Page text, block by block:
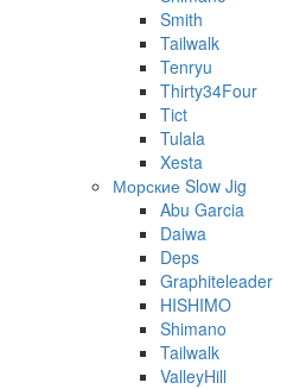
Smith
Tailwalk
Tenryu
Thirty34Four
Tict
Tulala
Xesta
Морские Slow Jig
Abu Garcia
Daiwa
Deps
Graphiteleader
HISHIMO
Shimano
Tailwalk
ValleyHill